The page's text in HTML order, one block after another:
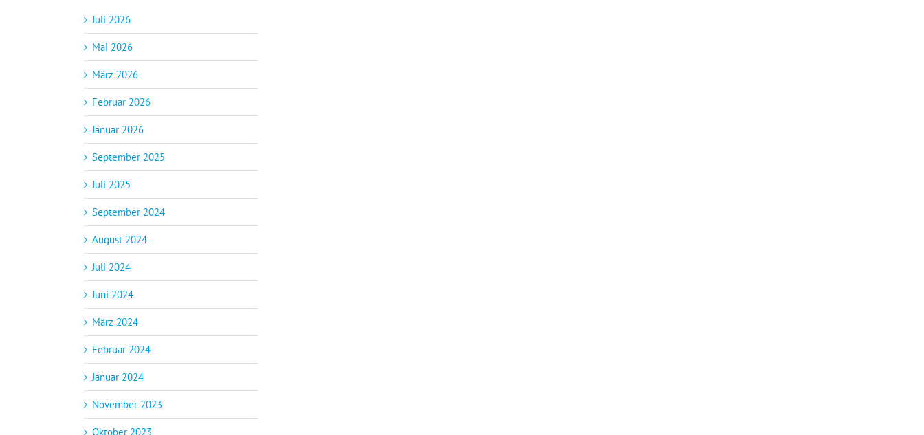
Juli 2026
Mai 2026
März 2026
Februar 2026
Januar 2026
September 2025
Juli 2025
September 2024
August 2024
Juli 2024
Juni 2024
März 2024
Februar 2024
Januar 2024
November 2023
Oktober 2023